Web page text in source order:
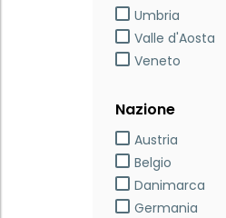
Umbria
Valle d'Aosta
Veneto
Nazione
Austria
Belgio
Danimarca
Germania